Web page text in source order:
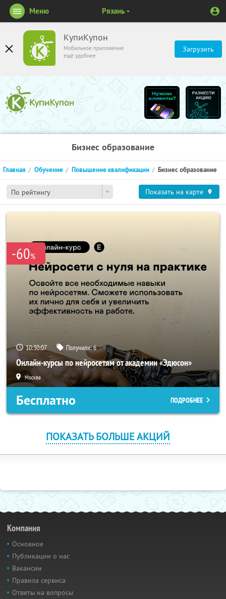
КупиКупон
Мобильное приложение
ещё удобнее
Загрузить
Меню Рязань
Бизнес образование
По рейтингу
Главная Обучение Повышение квалификации Бизнес образование
Показать на карте
-60%
10:30:07 Получили:6
Онлайн-курсы по нейросетям от академии «Эдюсон»
Москва
Бесплатно ПОДРОБНЕЕ
ПОКАЗАТЬ БОЛЬШЕ АКЦИЙ
Компания
Основное
Публикации о нас
Вакансии
Правила сервиса
Ответы на вопросы